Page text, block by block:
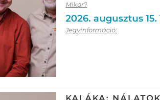
Mikor?
2026. augusztus 15.
Jegyinformáció:
KALÁKA: